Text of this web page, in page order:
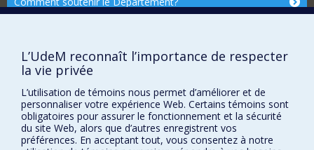
Signaler une erreur
FACULTÉ DES ARTS ET DES SCIENCES
Nos départements et écoles
L’UdeM reconnaît l’importance de respecter
la vie privée
L’utilisation de témoins nous permet d’améliorer et de
personnaliser votre expérience Web. Certains témoins sont
obligatoires pour assurer le fonctionnement et la sécurité
du site Web, alors que d’autres enregistrent vos
préférences. En acceptant tout, vous consentez à notre